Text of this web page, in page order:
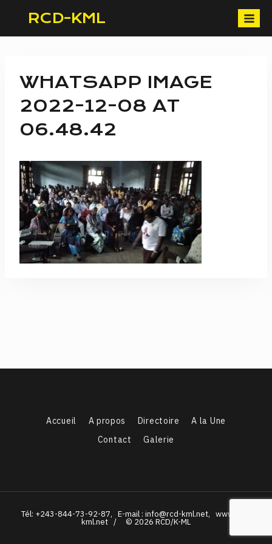
RCD-KML
WHATSAPP IMAGE
2022-12-08 AT
06.48.42
Accueil A propos Directoire
A la Une
Contact
Galerie
Tél: +243-844-73-92-87, E-mail : info@rcd-kml.net, www.rcd-
kml.net / © 2026 RCD/K-ML